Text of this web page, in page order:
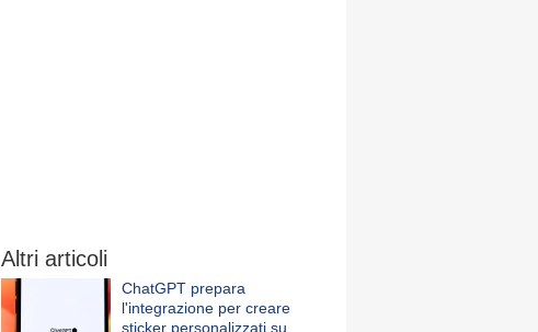
Altri articoli
ChatGPT prepara
l'integrazione per creare
sticker personalizzati su